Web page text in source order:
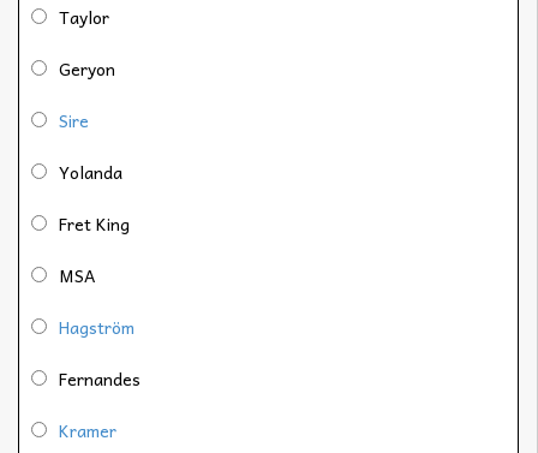
Taylor
Geryon
Sire
Yolanda
Fret King
MSA
Hagström
Fernandes
Kramer